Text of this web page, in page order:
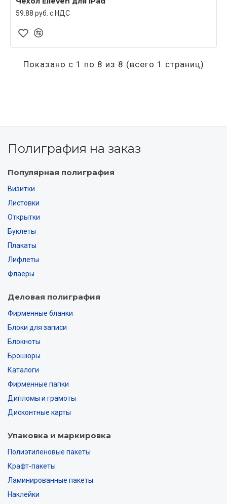
59.88 руб. c НДС
Показано с 1 по 8 из 8 (всего 1 страниц)
Полиграфия на заказ
Популярная полиграфия
Визитки
Листовки
Открытки
Буклеты
Плакаты
Лифлеты
Флаеры
Деловая полиграфия
Фирменные бланки
Блоки для записи
Блокноты
Брошюры
Каталоги
Фирменные папки
Дипломы и грамоты
Дисконтные карты
Упаковка и маркировка
Полиэтиленовые пакеты
Крафт-пакеты
Ламинированные пакеты
Наклейки